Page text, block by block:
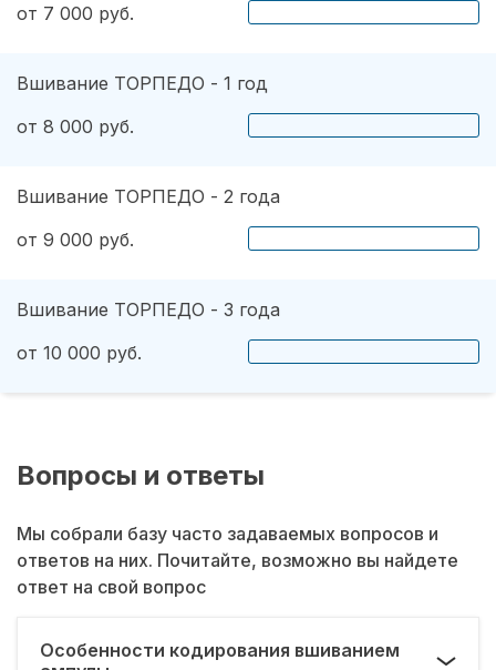
от 7 000 руб.
Вшивание ТОРПЕДО - 1 год
от 8 000 руб.
Вшивание ТОРПЕДО - 2 года
от 9 000 руб.
Вшивание ТОРПЕДО - 3 года
от 10 000 руб.
Вопросы и ответы
Мы собрали базу часто задаваемых вопросов и
ответов на них. Почитайте, возможно вы найдете
ответ на свой вопрос
Особенности кодирования вшиванием